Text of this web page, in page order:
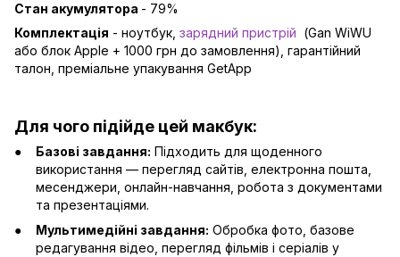
Стан акумулятора - 79%
Комплектація - ноутбук, зарядний пристрій (Gan WiWU
або блок Apple + 1000 грн до замовлення), гарантійний
талон, преміальне упакування GetApp
Для чого підійде цей макбук:
Базові завдання: Підходить для щоденного
використання — перегляд сайтів, електронна пошта,
месенджери, онлайн-навчання, робота з документами
та презентаціями.
Мультимедійні завдання: Обробка фото, базове
редагування відео, перегляд фільмів і серіалів у